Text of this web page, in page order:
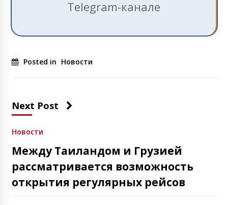
Telegram-канале
Posted in Новости
Next Post
Новости
Между Таиландом и Грузией
рассматривается возможность
открытия регулярных рейсов